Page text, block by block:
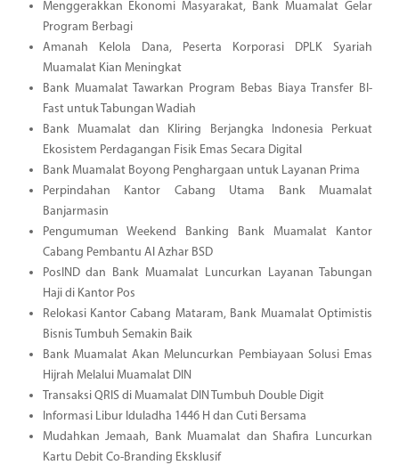
Menggerakkan Ekonomi Masyarakat, Bank Muamalat Gelar
Program Berbagi
Amanah Kelola Dana, Peserta Korporasi DPLK Syariah
Muamalat Kian Meningkat
Bank Muamalat Tawarkan Program Bebas Biaya Transfer BI-
Fast untuk Tabungan Wadiah
Bank Muamalat dan Kliring Berjangka Indonesia Perkuat
Ekosistem Perdagangan Fisik Emas Secara Digital
Bank Muamalat Boyong Penghargaan untuk Layanan Prima
Perpindahan Kantor Cabang Utama Bank Muamalat
Banjarmasin
Pengumuman Weekend Banking Bank Muamalat Kantor
Cabang Pembantu Al Azhar BSD
PosIND dan Bank Muamalat Luncurkan Layanan Tabungan
Haji di Kantor Pos
Relokasi Kantor Cabang Mataram, Bank Muamalat Optimistis
Bisnis Tumbuh Semakin Baik
Bank Muamalat Akan Meluncurkan Pembiayaan Solusi Emas
Hijrah Melalui Muamalat DIN
Transaksi QRIS di Muamalat DIN Tumbuh Double Digit
Informasi Libur Iduladha 1446 H dan Cuti Bersama
Mudahkan Jemaah, Bank Muamalat dan Shafira Luncurkan
Kartu Debit Co-Branding Eksklusif